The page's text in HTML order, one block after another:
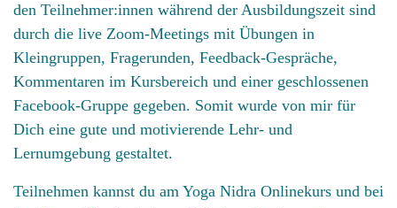
den Teilnehmer:innen während der Ausbildungszeit sind
durch die live Zoom-Meetings mit Übungen in
Kleingruppen, Fragerunden, Feedback-Gespräche,
Kommentaren im Kursbereich und einer geschlossenen
Facebook-Gruppe gegeben. Somit wurde von mir für
Dich eine gute und motivierende Lehr- und
Lernumgebung gestaltet.
Teilnehmen kannst du am Yoga Nidra Onlinekurs und bei